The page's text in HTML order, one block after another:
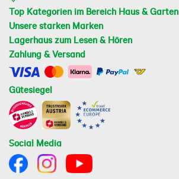
Top Kategorien im Bereich Haus & Garten
Unsere starken Marken
Lagerhaus zum Lesen & Hören
Zahlung & Versand
Gütesiegel
Social Media